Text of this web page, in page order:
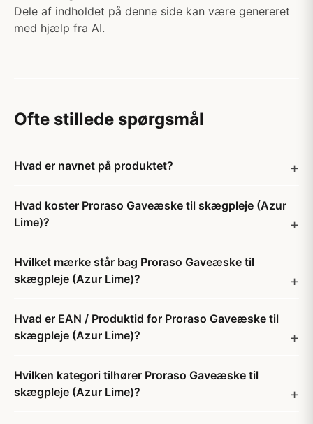
Dele af indholdet på denne side kan være genereret
med hjælp fra AI.
Ofte stillede spørgsmål
Hvad er navnet på produktet?
Hvad koster Proraso Gaveæske til skægpleje (Azur
Lime)?
Hvilket mærke står bag Proraso Gaveæske til
skægpleje (Azur Lime)?
Hvad er EAN / Produktid for Proraso Gaveæske til
skægpleje (Azur Lime)?
Hvilken kategori tilhører Proraso Gaveæske til
skægpleje (Azur Lime)?